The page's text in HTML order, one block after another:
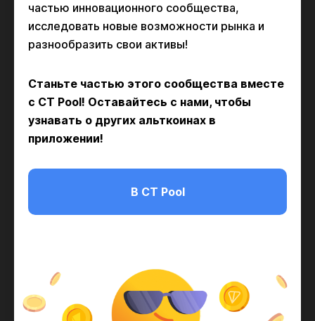
частью инновационного сообщества,
исследовать новые возможности рынка и
разнообразить свои активы!
Станьте частью этого сообщества вместе
с CT Pool! Оставайтесь с нами, чтобы
узнавать о других альткоинах в
приложении!
В CT Pool